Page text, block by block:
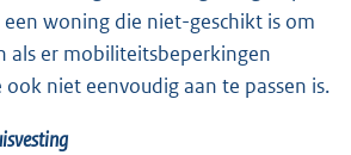
woning die niet-geschikt is om
als er mobiliteitsbeperkingen
niet eenvoudig aan te passen is.